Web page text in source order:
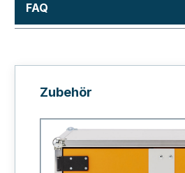
FAQ
Produktgalerie überspringen
Zubehör